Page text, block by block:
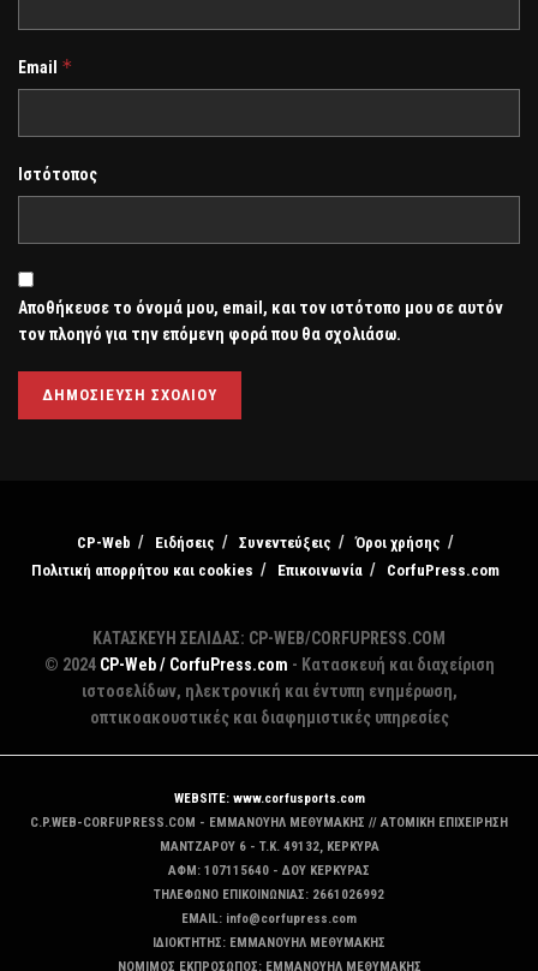
Email *
Ιστότοπος
Αποθήκευσε το όνομά μου, email, και τον ιστότοπο μου σε αυτόν
τον πλοηγό για την επόμενη φορά που θα σχολιάσω.
CP-Web Ειδήσεις Συνεντεύξεις
Όροι χρήσης
Πολιτική απορρήτου και cookies
Επικοινωνία CorfuPress.com
ΚΑΤΑΣΚΕΥΗ ΣΕΛΙΔΑΣ: CP-WEB/CORFUPRESS.COM
© 2024 CP-Web / CorfuPress.com - Κατασκευή και διαχείριση
ιστοσελίδων, ηλεκτρονική και έντυπη ενημέρωση,
οπτικοακουστικές και διαφημιστικές υπηρεσίες
WEBSITE: www.corfusports.com
C.P.WEB-CORFUPRESS.COM - ΕΜΜΑΝΟΥΗΛ ΜΕΘΥΜΑΚΗΣ // ΑΤΟΜΙΚΗ ΕΠΙΧΕΙΡΗΣΗ
MANTZAΡΟΥ 6 - T.K. 49132, ΚΕΡΚΥΡΑ
ΑΦΜ: 107115640 - ΔΟΥ ΚΕΡΚΥΡΑΣ
ΤΗΛΕΦΩΝΟ ΕΠΙΚΟΙΝΩΝΙΑΣ: 2661026992
EMAIL: info@corfupress.com
ΙΔΙΟΚΤΗΤΗΣ: EMMANOYΗΛ ΜΕΘΥΜΑΚΗΣ
ΝΟΜΙΜΟΣ ΕΚΠΡΟΣΩΠΟΣ: EMMANOYΗΛ ΜΕΘΥΜΑΚΗΣ